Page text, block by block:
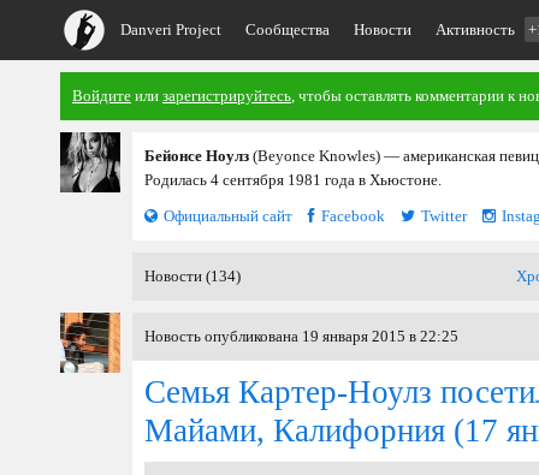
Danveri Project Сообщества Новости Активность
Войдите или зарегистрируйтесь, чтобы оставлять комментарии к
Бейонсе Ноулз (Beyonce Knowles) — американская
Родилась 4 сентября 1981 года в Хьюстоне.
Официальный сайт
Facebook Twitter
Новости (134)
Новость опубликована 19 января 2015 в 22:25
Семья Картер-Ноулз
Майами, Калифорния (17